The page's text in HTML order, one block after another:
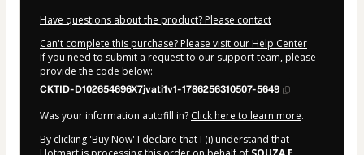
Have questions about the product? Please contact
Can't complete this purchase? Please visit our Help Center
If you need to submit a request to our support team, please
provide the code below:
CKTID-D102654696X7jvati1v1-1786256310507-5649
Was your information autofill in? Click here to learn more.
By clicking 'Buy Now' I declare that I (i) understand that